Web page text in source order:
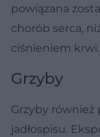
powiązana
chorób serca,
ciśnieniem krwi.
Grzyby
Grzyby również
jadłospisu.